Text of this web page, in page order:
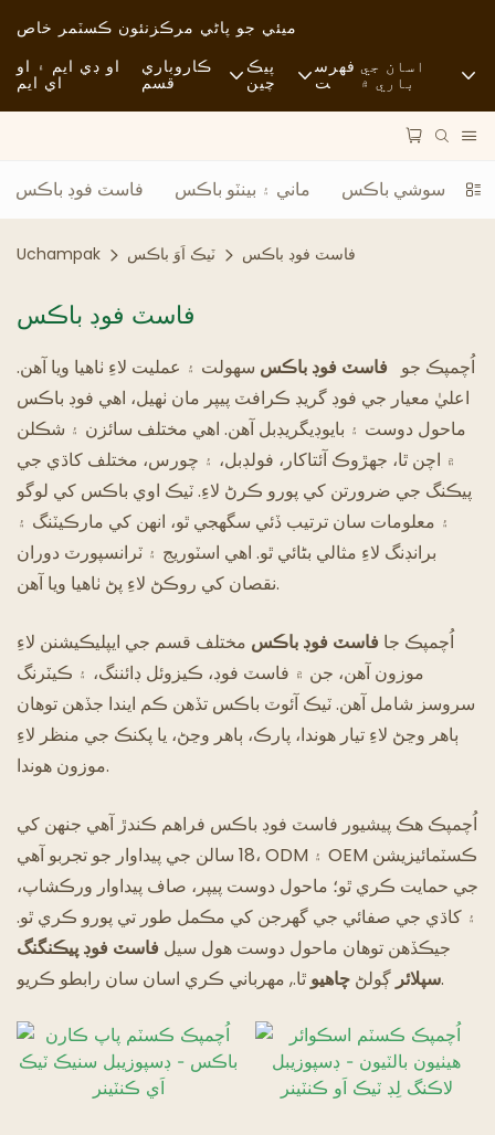
نئون ڪسٽمر خاص ميئي جو پاڻي مرڪز
او ڊي ايم ۽ او
اي ايم
ڪاروباري
قسم
آرامده
بوفي
کاڌي جا ٽرڪ
بيڪري
چِڪَ وارو چمچو
گھوسٽ ريسٽورنٽ
پيڪ
چين
آمد و رفت
فهرس
ت
اسان جي
باري ۾
استحڪام فاسٽ فوڊ باڪس ماني ۽ بينٽو باڪس ۽ سوشي باڪس
Uchampak ٽيڪ اَوَ باڪس فاسٽ فوڊ باڪس
فاسٽ فوڊ باڪس
اُچمپڪ جو فاسٽ فوڊ باڪس سهولت ۽ عمليت لاءِ ٺاهيا ويا آهن.
اعليٰ معيار جي فوڊ گريڊ ڪرافٽ پيپر مان ٺهيل، اهي فوڊ باڪس
ماحول دوست ۽ بايوڊيگريڊبل آهن. اهي مختلف سائزن ۽ شڪلن
۾ اچن ٿا، جهڙوڪ آئتاکار، فولڊبل، ۽ چورس، مختلف کاڌي جي
پيڪنگ جي ضرورتن کي پورو ڪرڻ لاءِ. ٽيڪ اوي باڪس کي لوگو
۽ معلومات سان ترتيب ڏئي سگهجي ٿو، انهن کي مارڪيٽنگ ۽
برانڊنگ لاءِ مثالي بڻائي ٿو. اهي اسٽوريج ۽ ٽرانسپورٽ دوران
نقصان کي روڪڻ لاءِ پڻ ٺاهيا ويا آهن.
اُچمپڪ جا فاسٽ فوڊ باڪس مختلف قسم جي ايپليڪيشنن لاءِ
موزون آهن، جن ۾ فاسٽ فوڊ، ڪيزوئل ڊائننگ، ۽ ڪيٽرنگ
سروسز شامل آهن. ٽيڪ آئوٽ باڪس تڏهن ڪم ايندا جڏهن توهان
ٻاهر وڃڻ لاءِ تيار هوندا، پارڪ، ٻاهر وڃڻ، يا پکنڪ جي منظر لاءِ
موزون هوندا.
اُچمپڪ هڪ پيشيور فاسٽ فوڊ باڪس فراهم ڪندڙ آهي جنهن کي
18 سالن جي پيداوار جو تجربو آهي، ODM ۽ OEM ڪسٽمائيزيشن
جي حمايت ڪري ٿو؛ ماحول دوست پيپر، صاف پيداوار ورڪشاپ،
۽ کاڌي جي صفائي جي گهرجن کي مڪمل طور تي پورو ڪري ٿو.
جيڪڏهن توهان ماحول دوست هول سيل فاسٽ فوڊ پيڪنگنگ
سپلائر ڳولڻ چاهيو ٿا., مهرباني ڪري اسان سان رابطو ڪريو.